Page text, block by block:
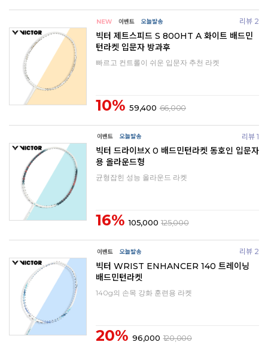
리뷰 2
빅터 제트스피드 S 800HT A 화이트 배드민
턴라켓 입문자 방과후
빠르고 컨트롤이 쉬운 입문자 추천 라켓
10% 59,400 66,000
리뷰 1
빅터 드라이브X 0 배드민턴라켓 동호인 입문자
용 올라운드형
균형잡힌 성능 올라운드 라켓
16% 105,000 125,000
리뷰 2
빅터 WRIST ENHANCER 140 트레이닝
배드민턴라켓
140g의 손목 강화 훈련용 라켓
20% 96,000 120,000